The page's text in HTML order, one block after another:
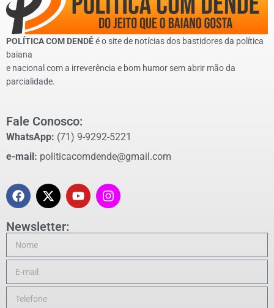
POLÍTICA COM DENDÊé o site de notícias dos bastidores da política
baiana
e nacional com a irreverência e bom humor sem abrir mão da
parcialidade.
Fale Conosco:
WhatsApp: (71) 9-9292-5221
e-mail: politicacomdende@gmail.com
Newsletter: